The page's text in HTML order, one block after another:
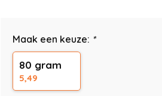
Maak een keuze: *
80 gram
5,49